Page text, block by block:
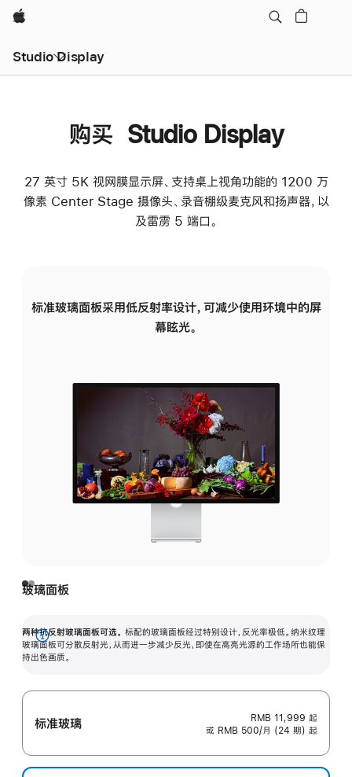
Apple
Studio Display
购买 Studio Display
27 英寸 5K 视网膜显示屏、支持桌上视角功能的 1200 万
像素 Center Stage 摄像头、录音棚级麦克风和扬声器，以
及雷雳 5 端口。
标准玻璃面板采用低反射率设计，可减少使用环境中的屏
幕眩光。
玻璃面板
两种抗反射玻璃面板可选。 标配的玻璃面板经过特别设计，反光率极低。纳米纹理
玻璃面板可分散反射光，从而进一步减少反光，即使在高亮光源的工作场所也能保
持出色画质。
展
开
标准玻璃 RMB 11,999 起
或 RMB 500/月 (24 期) 起